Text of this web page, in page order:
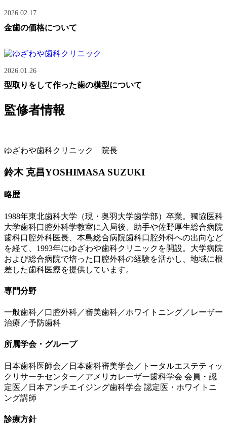
2026.02.17
金歯の価格について
2026.01.26
型取りをして作った歯の模型について
監修者情報
ゆざわや歯科クリニック 院長
鈴木 克昌YOSHIMASA SUZUKI
略歴
1988年東北歯科大学（現・奥羽大学歯学部）卒業。獨協医科
大学歯科口腔外科学教室に入局後、助手や佐野厚生総合病院
歯科口腔外科医長、本島総合病院歯科口腔外科への出向など
を経て、1993年にゆざわや歯科クリニックを開設。大学病院
および総合病院で培った口腔外科の経験を活かし、地域に根
差した歯科医療を提供しています。
専門分野
一般歯科／口腔外科／審美歯科／ホワイトニング／レーザー
治療／予防歯科
所属学会・グループ
日本歯科医師会／日本歯科審美学会／トータルエステティッ
クリサーチセンター／アメリカレーザー歯科学会 会員・認
定医／日本アンチエイジング歯科学会 認定医・ホワイトニ
ング講師
診療方針